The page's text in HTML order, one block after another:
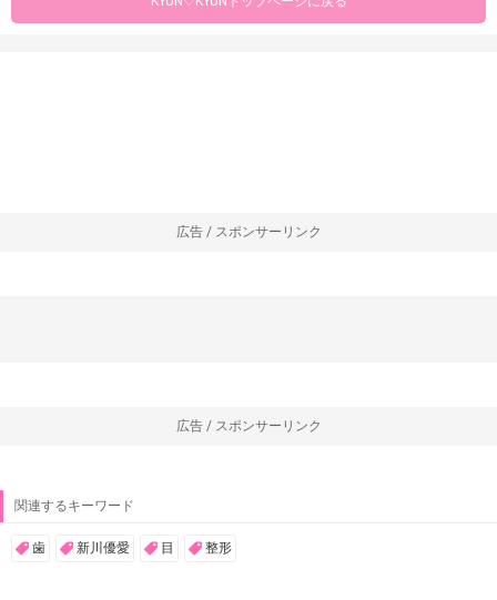
広告 / スポンサーリンク
広告 / スポンサーリンク
関連するキーワード
歯 新川優愛 目 整形